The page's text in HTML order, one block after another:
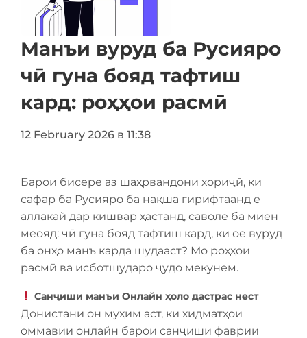
Манъи вуруд ба Русияро
чӣ гуна бояд тафтиш
кард: роҳҳои расмӣ
12 February 2026 в 11:38
Барои бисере аз шаҳрвандони хориҷӣ, ки
сафар ба Русияро ба нақша гирифтаанд е
аллакай дар кишвар ҳастанд, саволе ба миен
меояд: чӣ гуна бояд тафтиш кард, ки ое вуруд
ба онҳо манъ карда шудааст? Мо роҳҳои
расмӣ ва исботшударо ҷудо мекунем.
Санҷиши манъи Онлайн ҳоло дастрас нест
Донистани он муҳим аст, ки хидматҳои
оммавии онлайн барои санҷиши фаврии